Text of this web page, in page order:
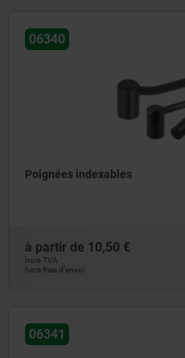
06340
Poignées indexables
à partir de 10,50 €
hors TVA
hors frais d’envoi
06341